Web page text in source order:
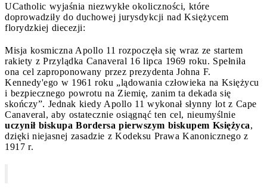
UCatholic wyjaśnia niezwykłe okoliczności, które
doprowadziły do ​​duchowej jurysdykcji nad Księżycem
florydzkiej diecezji:
Misja kosmiczna Apollo 11 rozpoczęła się wraz ze startem
rakiety z Przylądka Canaveral 16 lipca 1969 roku. Spełniła
ona cel zaproponowany przez prezydenta Johna F.
Kennedy'ego w 1961 roku „lądowania człowieka na Księżycu
i bezpiecznego powrotu na Ziemię, zanim ta dekada się
skończy”. Jednak kiedy Apollo 11 wykonał słynny lot z Cape
Canaveral, aby ostatecznie osiągnąć ten cel, nieumyślnie
uczynił biskupa Bordersa pierwszym biskupem Księżyca,
dzięki niejasnej zasadzie z Kodeksu Prawa Kanonicznego z
1917 r.